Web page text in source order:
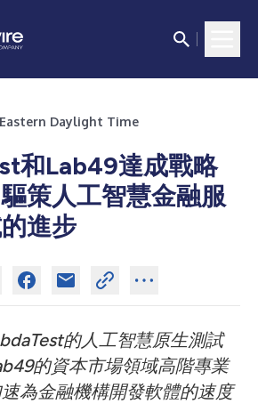
Eastern Daylight Time
和Lab49達成戰略
策人工智慧金融服
進步
的人工智慧原生測試
的資本市場領域高階專業
為金融機構開發軟體的速度